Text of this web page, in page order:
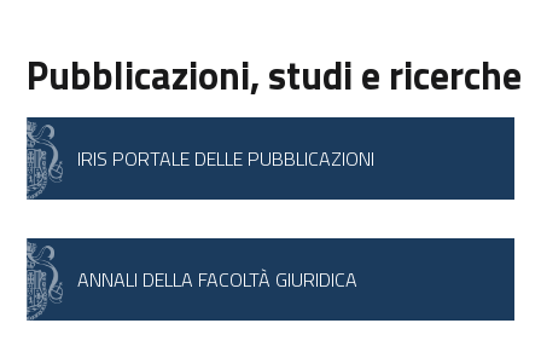
Pubblicazioni, studi e ricerche
IRIS PORTALE DELLE PUBBLICAZIONI
ANNALI DELLA FACOLTÀ GIURIDICA